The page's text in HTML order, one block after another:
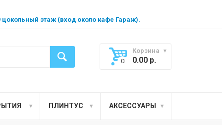
этаж (вход около кафе Гараж).
0
Корзина
0.00 р.
ПЛИНТУС АКСЕССУАРЫ